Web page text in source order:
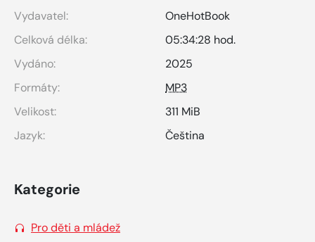
Vydavatel:
OneHotBook
Celková délka:
05:34:28 hod.
Vydáno:
2025
Formáty:
MP3
Velikost:
311 MiB
Jazyk:
Čeština
Kategorie
Pro děti a mládež